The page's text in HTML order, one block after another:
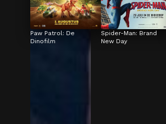
Paw Patrol: De
Dinofilm
Spider-Man: Brand
New Day